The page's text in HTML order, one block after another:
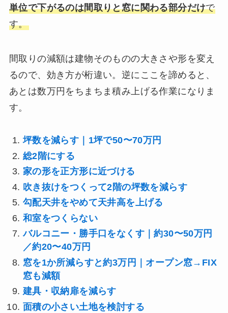
単位で下がるのは間取りと窓に関わる部分だけで
す。
間取りの減額は建物そのものの大きさや形を変え
るので、効き方が桁違い。逆にここを諦めると、
あとは数万円をちまちま積み上げる作業になりま
す。
坪数を減らす｜1坪で50〜70万円
総2階にする
家の形を正方形に近づける
吹き抜けをつくって2階の坪数を減らす
勾配天井をやめて天井高を上げる
和室をつくらない
バルコニー・勝手口をなくす｜約30〜50万円
／約20〜40万円
窓を1か所減らすと約3万円｜オープン窓→FIX
窓も減額
建具・収納扉を減らす
面積の小さい土地を検討する